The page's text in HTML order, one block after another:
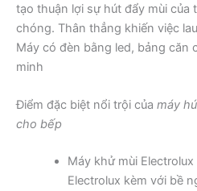
tạo thuận lợi sự hút đẩy mùi của
chóng. Thân thẳng khiến việc
Máy có đèn bằng led, bảng căn
minh
Điểm đặc biệt nổi trội của máy
cho bếp
Máy khử mùi
Electrolux kèm với bề